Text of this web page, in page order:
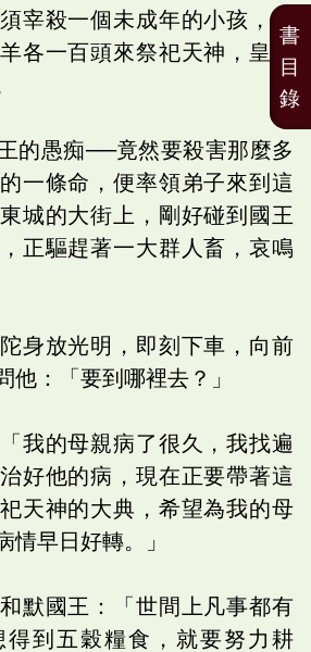
宰殺一個未成年的小孩，以
各一百頭來祭祀天神，皇太
的愚痴──竟然要殺害那麼多
一條命，便率領弟子來到這
城的大街上，剛好碰到國王
正驅趕著一大群人畜，哀鳴
身放光明，即刻下車，向前
他：「要到哪裡去？」
我的母親病了很久，我找遍
好他的病，現在正要帶著這
天神的大典，希望為我的母
情早日好轉。」
默國王：「世間上凡事都有
得到五穀糧食，就要努力耕
書
目
錄